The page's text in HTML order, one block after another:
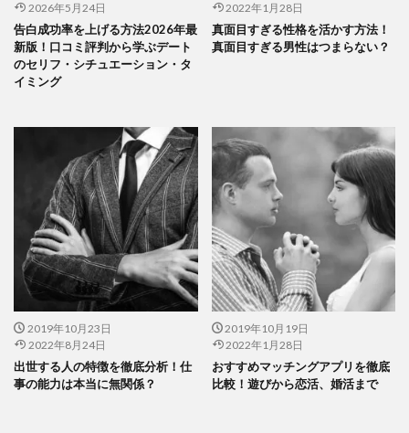
2026年5月24日
告白成功率を上げる方法2026年最
新版！口コミ評判から学ぶデート
のセリフ・シチュエーション・タ
イミング
2022年1月28日
真面目すぎる性格を活かす方法！
真面目すぎる男性はつまらない？
2019年10月23日
2022年8月24日
出世する人の特徴を徹底分析！仕
事の能力は本当に無関係？
2019年10月19日
2022年1月28日
おすすめマッチングアプリを徹底
比較！遊びから恋活、婚活まで